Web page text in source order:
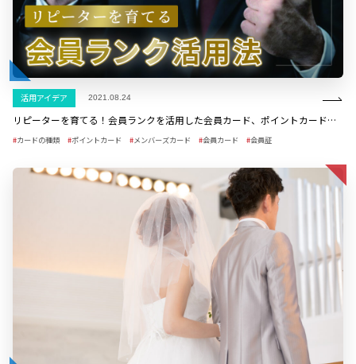
活用アイデア 2021.08.24
リピーターを育てる！会員ランクを活用した会員カード、ポイントカード事例
カードの種類 ポイントカード メンバーズカード 会員カード 会員証